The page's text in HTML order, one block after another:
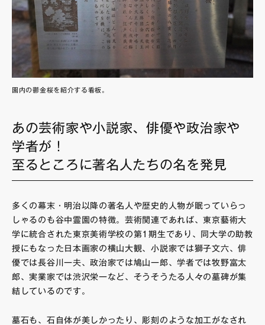
園内の鬱金桜を紹介する看板。
あの芸術家や小説家、俳優や政治家や
学者が！
至るところに著名人たちの名を発見
多くの幕末・明治以降の著名人や歴史的人物が眠っていらっ
しゃるのも谷中霊園の特徴。芸術関連であれば、東京藝術大
学に統合された東京美術学校の第1期生であり、同大学の助教
授にもなった日本画家の横山大観、小説家では獅子文六、俳
優では長谷川一夫、政治家では鳩山一郎、学者では牧野富太
郎、実業家では渋沢栄一など、そうそうたる人々の墓碑が集
結しているのです。
墓石も、石自体が美しかったり、彫刻のような加工がなされ